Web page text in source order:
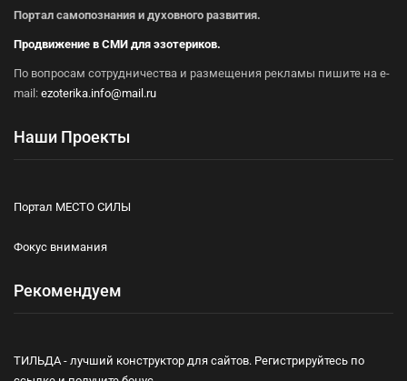
Портал самопознания и духовного развития.
Продвижение в СМИ для эзотериков.
По вопросам сотрудничества и размещения рекламы пишите на e-
mail: ezoterika.info@mail.ru
Наши Проекты
Портал МЕСТО СИЛЫ
Фокус внимания
Рекомендуем
ТИЛЬДА - лучший конструктор для сайтов. Регистрируйтесь по